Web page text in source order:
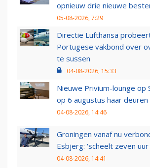
opnieuw drie nieuwe
05-08-2026, 7:29
Directie Lufthansa
Portugese vakbond over
te sussen
04-08-2026, 15:33
Nieuwe Privium-lounge op
op 6 augustus haar deuren
04-08-2026, 14:46
Groningen vanaf nu
Esbjerg: 'scheelt zeven
04-08-2026, 14:41